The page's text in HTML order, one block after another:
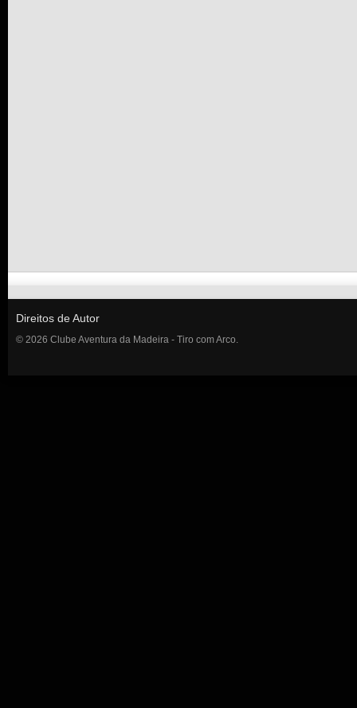
Direitos de Autor
© 2026 Clube Aventura da Madeira - Tiro com Arco.